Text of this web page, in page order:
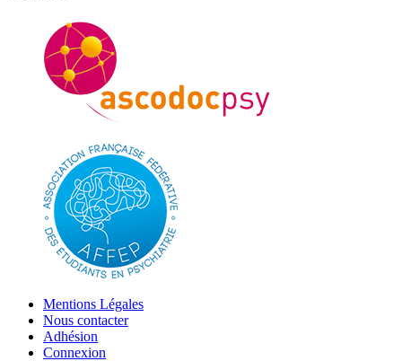
Mentions Légales
Nous contacter
Adhésion
Connexion